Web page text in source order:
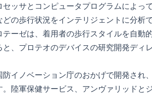
ッサとコンピュータプログラムによっ
の歩行状況をインテリジェントに分析で
ーゼは、着用者の歩行スタイルを自動
、プロテオのデバイスの研究開発ディ
防イノベーション庁のおかげで開発さ
陸軍保健サービス、アンヴァリッドと